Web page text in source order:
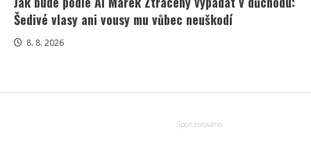
Šedivé vlasy ani vousy mu vůbec neuškodí
8. 8. 2026